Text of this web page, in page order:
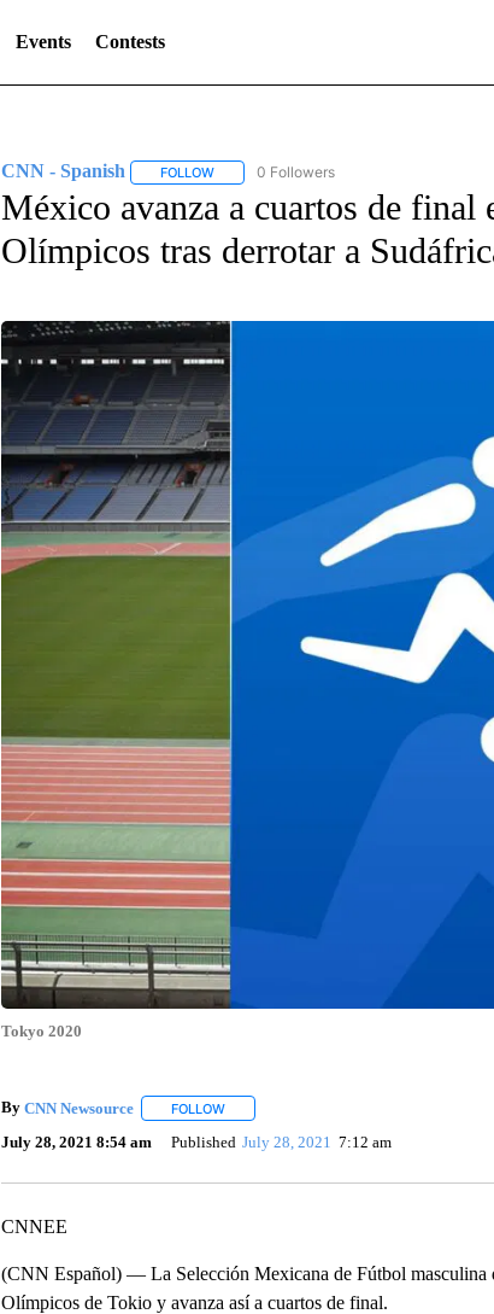
Events Contests
CNN - Spanish FOLLOWFOLLOW "CNN - SPANISH" TO RECEIVE
0 Followers
México avanza a cuartos de
Olímpicos tras derrotar a
Tokyo 2020
By CNN Newsource FOLLOWFOLLOW "" TO RECEIVE NOTIFICATIONS
July 28, 2021 8:54 am Published July 28, 2021 7:12 am
CNNEE
(CNN Español) — La Selección Mexicana de Fútbol masculina
Olímpicos de Tokio y avanza así a cuartos de final.